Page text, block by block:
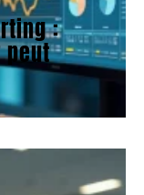
:
peut